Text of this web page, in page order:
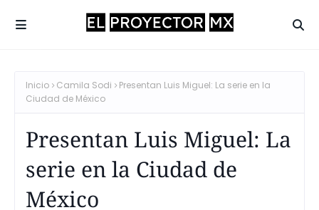
Inicio Camila Sodi
Presentan Luis Miguel: La serie en la
Ciudad de México
Presentan Luis Miguel: La
serie en la Ciudad de
México